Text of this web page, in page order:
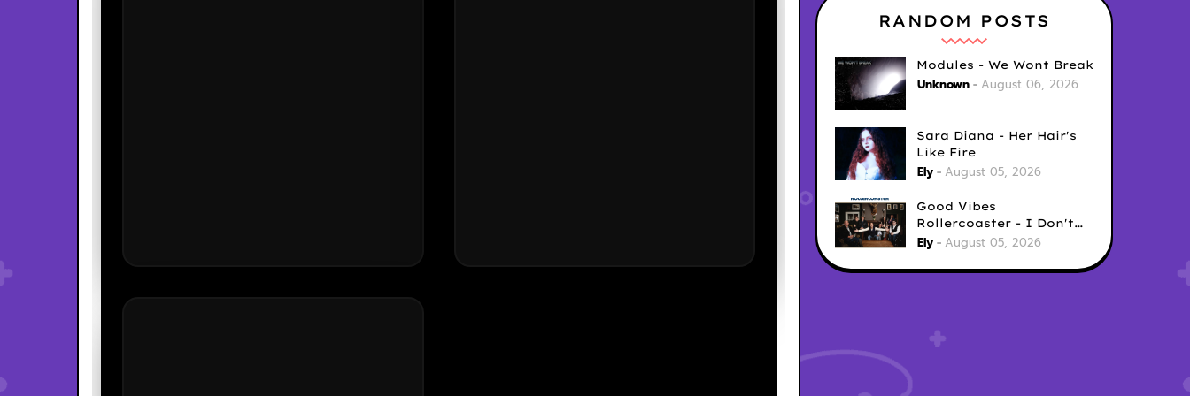
RANDOM POSTS
Modules - We Wont Break
Unknown August 06, 2026
Sara Diana - Her Hair's
Like Fire
Ely August 05, 2026
Good Vibes
Rollercoaster - I Don't
Care
Ely August 05, 2026